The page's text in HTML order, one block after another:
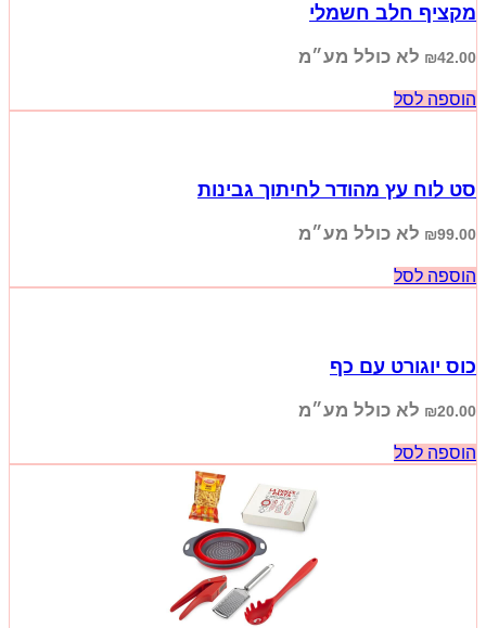
מקציף חלב חשמלי
₪42.00 לא כולל מע״מ
הוספה לסל
סט לוח עץ מהודר לחיתוך גבינות
₪99.00 לא כולל מע״מ
הוספה לסל
כוס יוגורט עם כף
₪20.00 לא כולל מע״מ
הוספה לסל